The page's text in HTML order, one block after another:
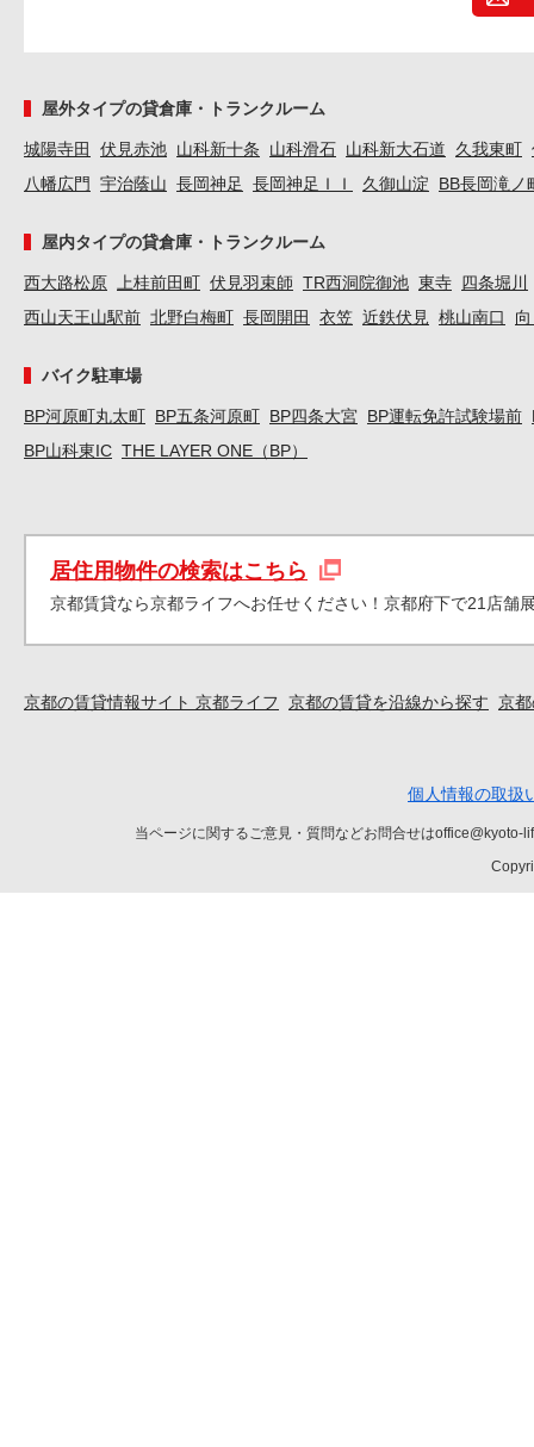
屋外タイプの貸倉庫・トランクルーム
城陽寺田 伏見赤池 山科新十条 山科滑石 山科新大石道 久我東町
八幡広門
宇治蔭山 長岡神足 長岡神足ＩＩ 久御山淀 BB長岡滝ノ
屋内タイプの貸倉庫・トランクルーム
西大路松原 上桂前田町 伏見羽束師 TR西洞院御池 東寺 四条堀川
西山天王山駅前 北野白梅町 長岡開田 衣笠 近鉄伏見 桃山南口
バイク駐車場
BP河原町丸太町 BP五条河原町 BP四条大宮 BP運転免許試験場前
BP山科東IC THE LAYER ONE（BP）
居住用物件の検索はこちら
京都賃貸なら京都ライフへお任せください！京都府下で21店舗
京都の賃貸情報サイト 京都ライフ 京都の賃貸を沿線から探す 京
個人情報の取扱
当ページに関するご意見・質問などお問合せは